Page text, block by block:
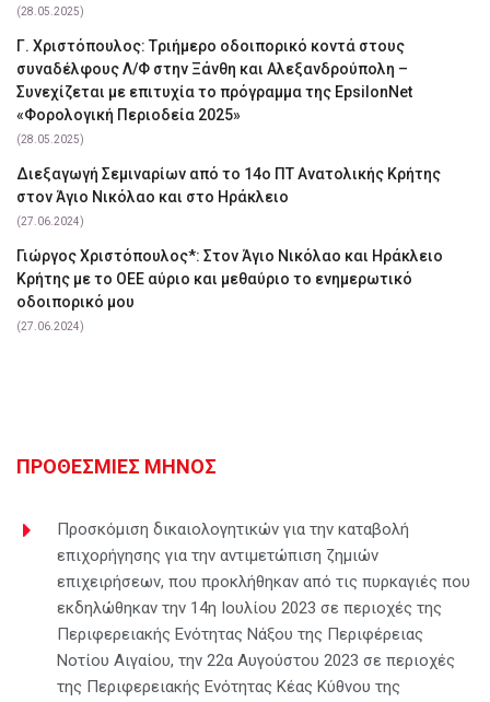
(28.05.2025)
Γ. Χριστόπουλος: Tριήμερο οδοιπορικό κοντά στους
συναδέλφους Λ/Φ στην Ξάνθη και Αλεξανδρούπολη –
Συνεχίζεται με επιτυχία το πρόγραμμα της EpsilonNet
«Φορολογική Περιοδεία 2025»
(28.05.2025)
Διεξαγωγή Σεμιναρίων από το 14ο ΠΤ Ανατολικής Κρήτης
στον Άγιο Νικόλαο και στο Ηράκλειο
(27.06.2024)
Γιώργος Χριστόπουλος*: Στον Άγιο Νικόλαο και Ηράκλειο
Κρήτης με το ΟΕΕ αύριο και μεθαύριο το ενημερωτικό
οδοιπορικό μου
(27.06.2024)
ΠΡΟΘΕΣΜΙΕΣ ΜΗΝΟΣ
Προσκόμιση δικαιολογητικών για την καταβολή
επιχορήγησης για την αντιμετώπιση ζημιών
επιχειρήσεων, που προκλήθηκαν από τις πυρκαγιές που
εκδηλώθηκαν την 14η Ιουλίου 2023 σε περιοχές της
Περιφερειακής Ενότητας Νάξου της Περιφέρειας
Νοτίου Αιγαίου, την 22α Αυγούστου 2023 σε περιοχές
της Περιφερειακής Ενότητας Κέας Κύθνου της